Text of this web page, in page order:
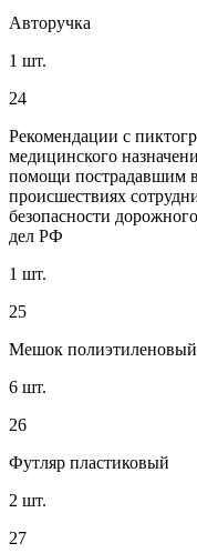
Авторучка
1 шт.
24
Рекомендации с
медицинского
помощи пострадавшим
происшествиях
безопасности
дел РФ
1 шт.
25
Мешок
6 шт.
26
Футляр пластиковый
2 шт.
27